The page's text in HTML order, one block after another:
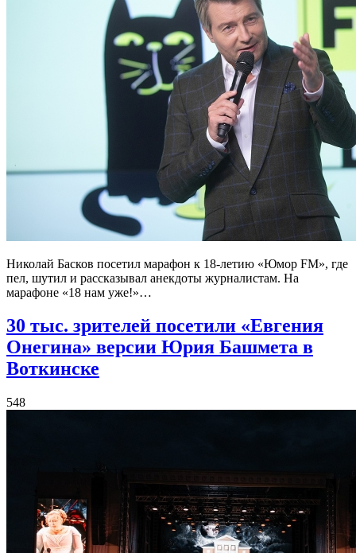
Николай Басков посетил марафон к 18-летию «Юмор FM», где
пел, шутил и рассказывал анекдоты журналистам. На
марафоне «18 нам уже!»…
30 тыс. зрителей посетили «Евгения
Онегина» версии Юрия Башмета в
Воткинске
548